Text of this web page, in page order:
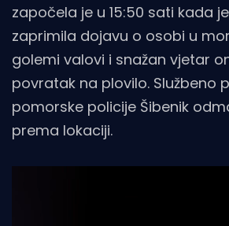
započela je u 15:50 sati kada
zaprimila dojavu o osobi u
golemi valovi i snažan vjetar
povratak na plovilo. Službeno
pomorske policije Šibenik
prema lokaciji.